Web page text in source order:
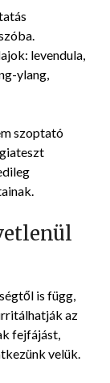
levendula,
ylang,
szoptató
is függ,
az
fejfájást,
velük.